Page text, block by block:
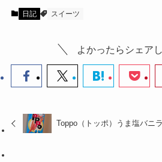
日記 スイーツ
よかったらシェア
Toppo（トッポ）うま塩バニラ